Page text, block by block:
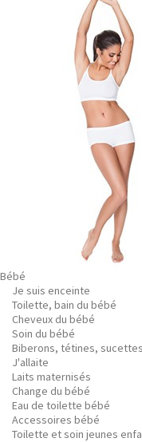
Bébé
Je suis enceinte
Toilette, bain du bébé
Cheveux du bébé
Soin du bébé
Biberons, tétines, sucettes
J'allaite
Laits maternisés
Change du bébé
Eau de toilette bébé
Accessoires bébé
Toilette et soin jeunes